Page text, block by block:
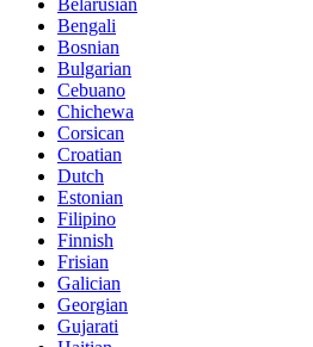
Belarusian
Bengali
Bosnian
Bulgarian
Cebuano
Chichewa
Corsican
Croatian
Dutch
Estonian
Filipino
Finnish
Frisian
Galician
Georgian
Gujarati